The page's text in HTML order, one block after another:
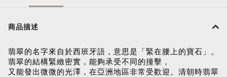
商品描述
翡翠的名字來自於西班牙語，意思是「緊在腰上的寶石」。
翡翠的結構緊緻密實，能夠承受不同的撞擊，
又能發出微微的光澤，在亞洲地區非常受歡迎。清朝時翡翠